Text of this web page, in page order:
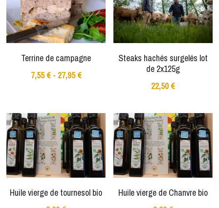
Terrine de campagne
7,55 € - 27,95 €
Steaks hachés surgelés lot
de 2x125g
22,50 €
Huile vierge de tournesol bio
Huile vierge de Chanvre bio